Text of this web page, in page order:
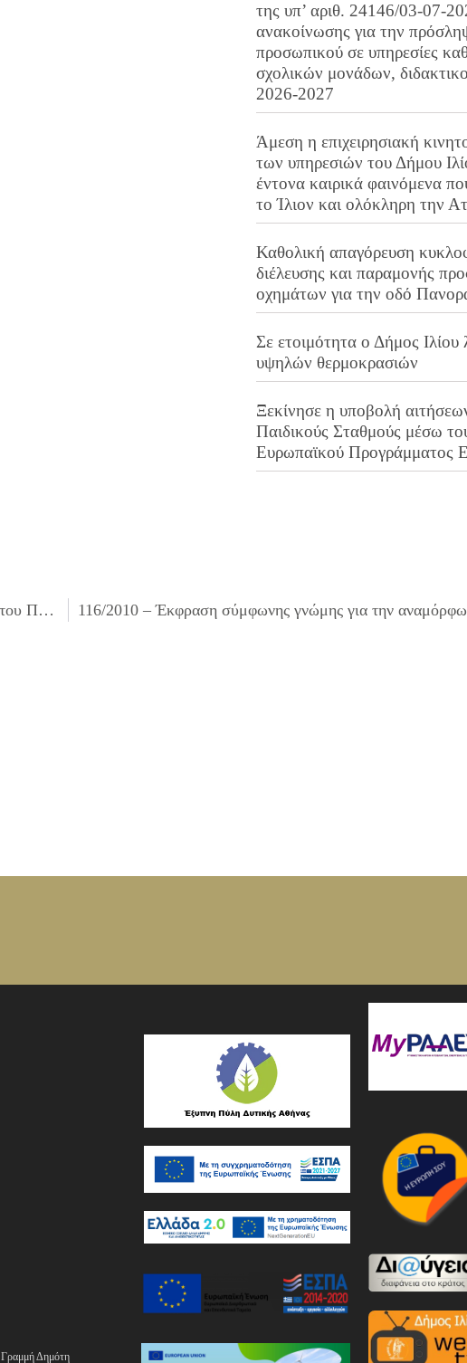
της υπ’ αριθ. 24146/03-07-
ανακοίνωσης για την
προσωπικού σε υπηρεσίες
σχολικών μονάδων,
2026-2027
Άμεση η επιχειρησιακή
των υπηρεσιών του Δήμου
έντονα καιρικά φαινόμενα
το Ίλιον και ολόκληρη την
Καθολική απαγόρευση
διέλευσης και παραμονής
οχημάτων για την οδό
Σε ετοιμότητα ο Δήμος Ιλίου
υψηλών θερμοκρασιών
Ξεκίνησε η υποβολή
Παιδικούς Σταθμούς μέσω
Ευρωπαϊκού Προγράμματος
114/2010 – Έκφραση σύμφωνης γνώμης για τη μεταφορά της έδρας του ΠΕΣΥΔΑΠ
Γραμμή Δημότη